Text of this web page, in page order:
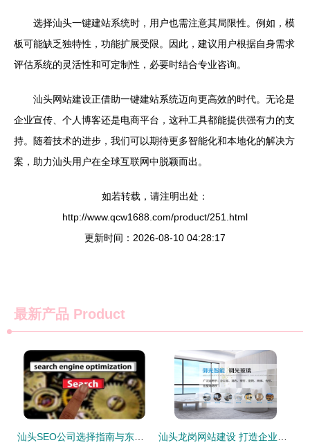
选择汕头一键建站系统时，用户也需注意其局限性。例如，模
板可能缺乏独特性，功能扩展受限。因此，建议用户根据自身需求
评估系统的灵活性和可定制性，必要时结合专业咨询。
汕头网站建设正借助一键建站系统迈向更高效的时代。无论是
企业宣传、个人博客还是电商平台，这种工具都能提供强有力的支
持。随着技术的进步，我们可以期待更多智能化和本地化的解决方
案，助力汕头用户在全球互联网中脱颖而出。
如若转载，请注明出处：
http://www.qcw1688.com/product/251.html
更新时间：2026-08-10 04:28:17
最新产品 Product